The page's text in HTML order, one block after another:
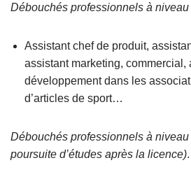
Débouchés professionnels à
Assistant chef de produit,
assistant marketing, commercial,
développement dans les
d’articles de sport…
Débouchés professionnels à
poursuite d’études après la licence).